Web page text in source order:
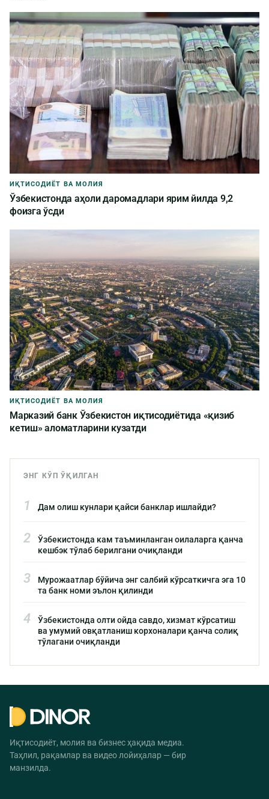
ИҚТИСОДИЁТ ВА МОЛИЯ
Ўзбекистонда аҳоли даромадлари ярим йилда 9,2
фоизга ўсди
ИҚТИСОДИЁТ ВА МОЛИЯ
Марказий банк Ўзбекистон иқтисодиётида «қизиб
кетиш» аломатларини кузатди
ЭНГ КЎП ЎҚИЛГАН
1 Дам олиш кунлари қайси банклар ишлайди?
2
Ўзбекистонда кам таъминланган оилаларга қанча
кешбэк тўлаб берилгани очиқланди
3
Мурожаатлар бўйича энг салбий кўрсаткичга эга 10
та банк номи эълон қилинди
4
Ўзбекистонда олти ойда савдо, хизмат кўрсатиш
ва умумий овқатланиш корхоналари қанча солиқ
тўлагани очиқланди
Иқтисодиёт, молия ва бизнес ҳақида медиа.
Таҳлил, рақамлар ва видео лойиҳалар — бир
манзилда.